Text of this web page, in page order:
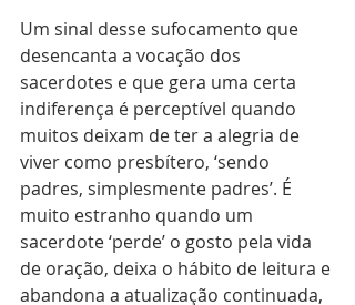
Um sinal desse sufocamento que
desencanta a vocação dos
sacerdotes e que gera uma certa
indiferença é perceptível quando
muitos deixam de ter a alegria de
viver como presbítero, ‘sendo
padres, simplesmente padres’. É
muito estranho quando um
sacerdote ‘perde’ o gosto pela vida
de oração, deixa o hábito de leitura e
abandona a atualização continuada,